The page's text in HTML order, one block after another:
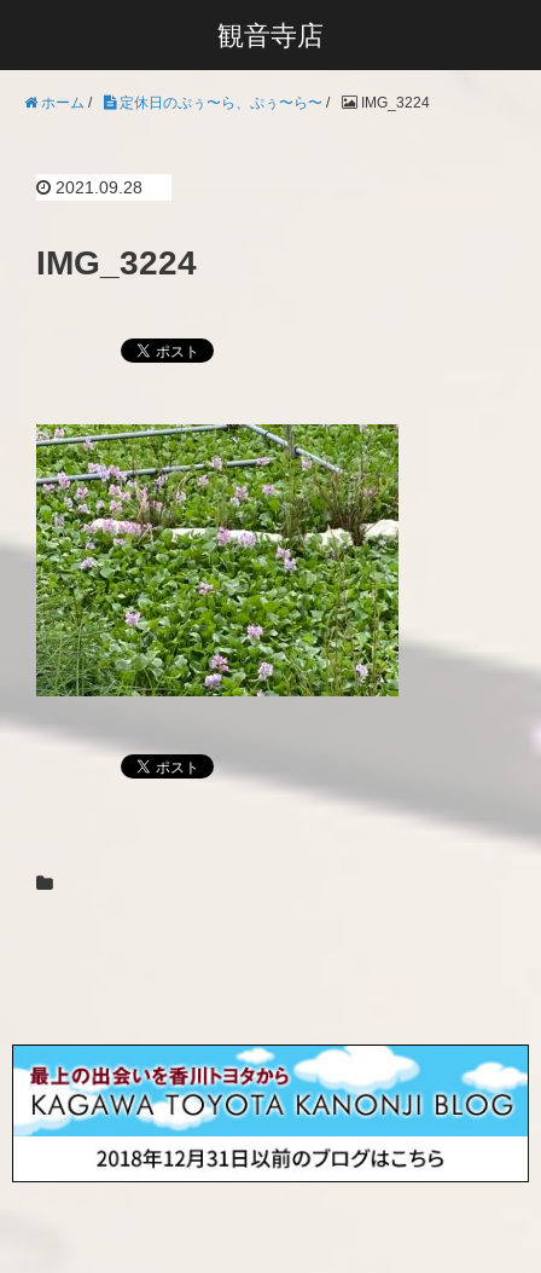
観音寺店
ホーム / 定休日のぷぅ〜ら、ぷぅ〜ら〜 / IMG_3224
2021.09.28
IMG_3224